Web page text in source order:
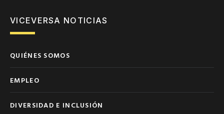
VICEVERSA NOTICIAS
QUIÉNES SOMOS
EMPLEO
DIVERSIDAD E INCLUSIÓN